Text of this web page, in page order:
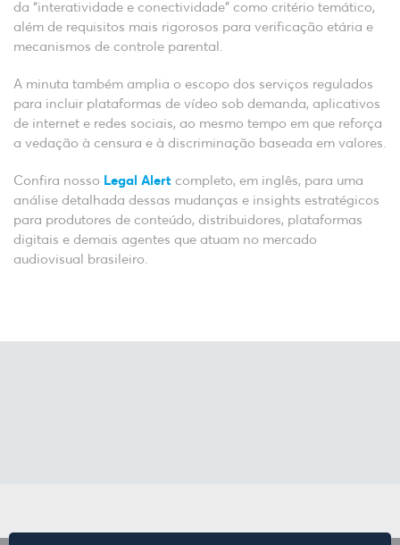
da “interatividade e conectividade” como critério temático,
além de requisitos mais rigorosos para verificação etária e
mecanismos de controle parental.
A minuta também amplia o escopo dos serviços regulados
para incluir plataformas de vídeo sob demanda, aplicativos
de internet e redes sociais, ao mesmo tempo em que reforça
a vedação à censura e à discriminação baseada em valores.
Confira nosso Legal Alert completo, em inglês, para uma
análise detalhada dessas mudanças e insights estratégicos
para produtores de conteúdo, distribuidores, plataformas
digitais e demais agentes que atuam no mercado
audiovisual brasileiro.